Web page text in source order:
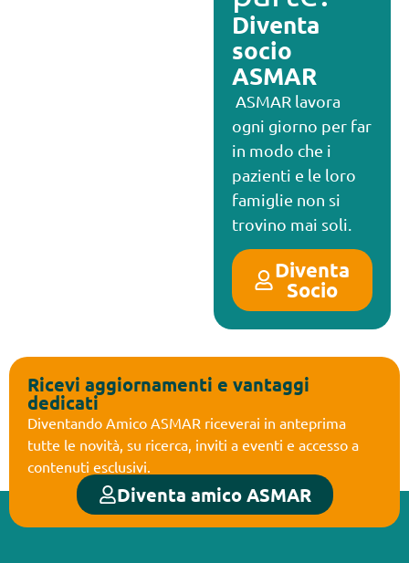
Diventa
socio
ASMAR
ASMAR lavora
ogni giorno per far
in modo che i
pazienti e le loro
famiglie non si
trovino mai soli.
Diventa
Socio
Ricevi aggiornamenti e vantaggi
dedicati
Diventando Amico ASMAR riceverai in anteprima
tutte le novità, su ricerca, inviti a eventi e accesso a
contenuti esclusivi.
Diventa amico ASMAR